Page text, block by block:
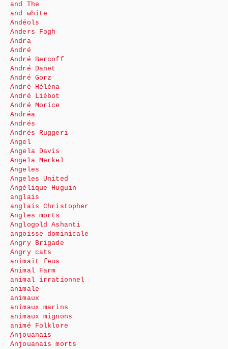
and The
and white
Andéols
Anders Fogh
Andra
André
André Bercoff
André Danet
André Gorz
André Héléna
André Liébot
André Morice
Andréa
Andrés
Andrés Ruggeri
Angel
Angela Davis
Angela Merkel
Angeles
Angeles United
Angélique Huguin
anglais
anglais Christopher
Angles morts
Anglogold Ashanti
angoisse dominicale
Angry Brigade
Angry cats
animait feus
Animal Farm
animal irrationnel
animale
animaux
animaux marins
animaux mignons
animé Folklore
Anjouanais
Anjouanais morts